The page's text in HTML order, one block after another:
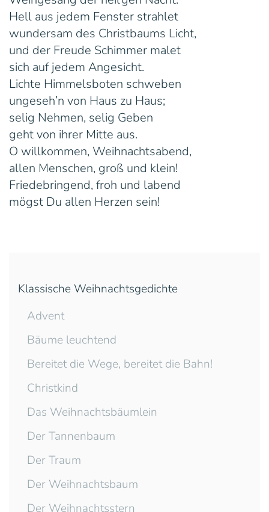
Hell aus jedem Fenster strahlet
wundersam des Christbaums Licht,
und der Freude Schimmer malet
sich auf jedem Angesicht.
Lichte Himmelsboten schweben
ungeseh’n von Haus zu Haus;
selig Nehmen, selig Geben
geht von ihrer Mitte aus.
O willkommen, Weihnachtsabend,
allen Menschen, groß und klein!
Friedebringend, froh und labend
mögst Du allen Herzen sein!
Klassische Weihnachtsgedichte
Advent
Bäume leuchtend
Bereitet die Wege, bereitet die Bahn!
Christkind
Das Weihnachtsbäumlein
Der Tannenbaum
Der Traum
Der Weihnachtsbaum
Der Weihnachtsstern